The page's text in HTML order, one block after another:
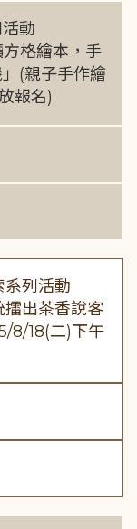
動
格繪本，手
(親子手作繪
報名)
系列活動
擂出茶香說客
8/18(二)下午